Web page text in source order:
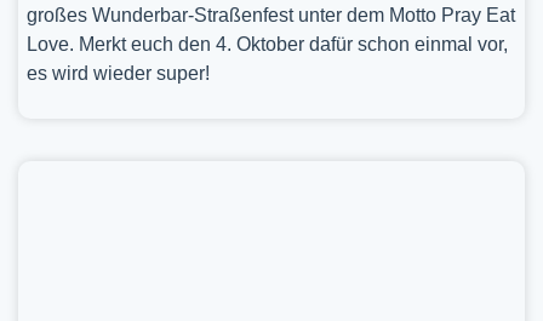
großes Wunderbar-Straßenfest unter dem Motto Pray Eat
Love. Merkt euch den 4. Oktober dafür schon einmal vor,
es wird wieder super!